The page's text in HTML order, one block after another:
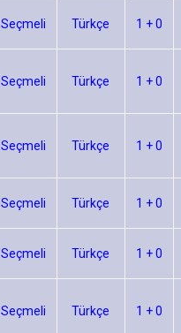
Seçmeli Türkçe 1 + 0
Seçmeli Türkçe 1 + 0
Seçmeli Türkçe 1 + 0
Seçmeli Türkçe 1 + 0
Seçmeli Türkçe 1 + 0
Seçmeli Türkçe 1 + 0